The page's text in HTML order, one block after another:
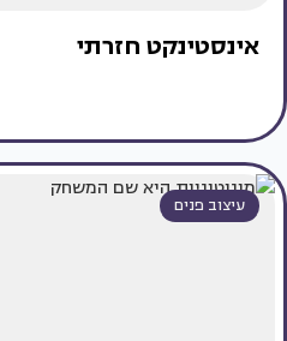
אינסטינקט חזרתי
עיצוב פנים